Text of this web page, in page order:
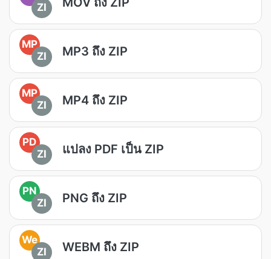
ZI
MP
ZI
MP3 ถึง ZIP
MP
ZI
MP4 ถึง ZIP
PD
ZI
แปลง PDF เป็น ZIP
PN
ZI
PNG ถึง ZIP
We
ZI
WEBM ถึง ZIP